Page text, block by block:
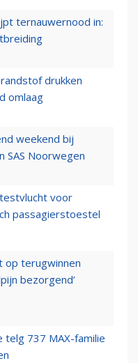
ternauwernood in:
drukken
omlaag
weekend bij
SAS Noorwegen
voor
passagierstoestel
op terugwinnen
bezorgend’
telg 737 MAX-familie